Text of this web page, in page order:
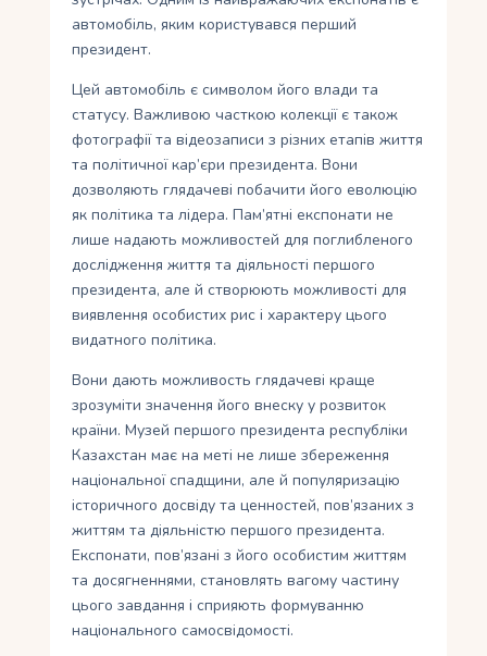
автомобіль, яким користувався перший
президент.
Цей автомобіль є символом його влади та
статусу. Важливою часткою колекції є також
фотографії та відеозаписи з різних етапів життя
та політичної кар’єри президента. Вони
дозволяють глядачеві побачити його еволюцію
як політика та лідера. Пам’ятні експонати не
лише надають можливостей для поглибленого
дослідження життя та діяльності першого
президента, але й створюють можливості для
виявлення особистих рис і характеру цього
видатного політика.
Вони дають можливость глядачеві краще
зрозуміти значення його внеску у розвиток
країни. Музей першого президента республіки
Казахстан має на меті не лише збереження
національної спадщини, але й популяризацію
історичного досвіду та ценностей, пов’язаних з
життям та діяльністю першого президента.
Експонати, пов’язані з його особистим життям
та досягненнями, становлять вагому частину
цього завдання і сприяють формуванню
національного самосвідомості.